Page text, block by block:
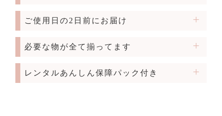
ご使用日の2日前にお届け
必要な物が全て揃ってます
レンタルあんしん保障パック付き